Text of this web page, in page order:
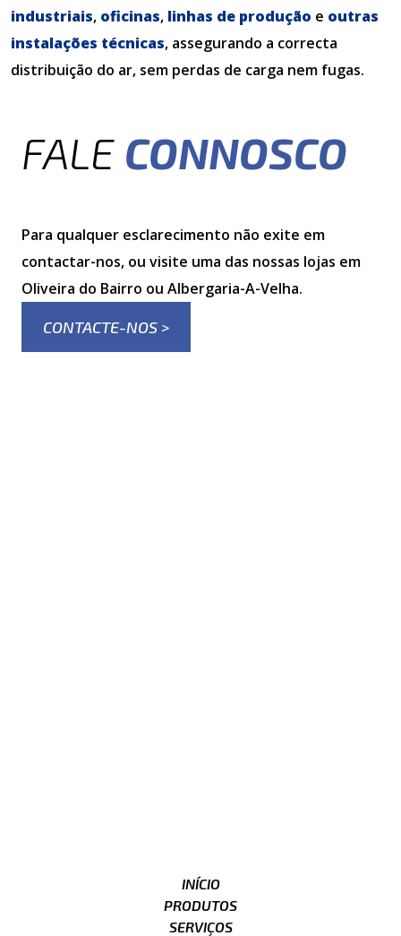
industriais, oficinas, linhas de produção e outras
instalações técnicas, assegurando a correcta
distribuição do ar, sem perdas de carga nem fugas.
FALE CONNOSCO
Para qualquer esclarecimento não exite em
contactar-nos, ou visite uma das nossas lojas em
Oliveira do Bairro ou Albergaria-A-Velha.
CONTACTE-NOS >
INÍCIO
PRODUTOS
SERVIÇOS